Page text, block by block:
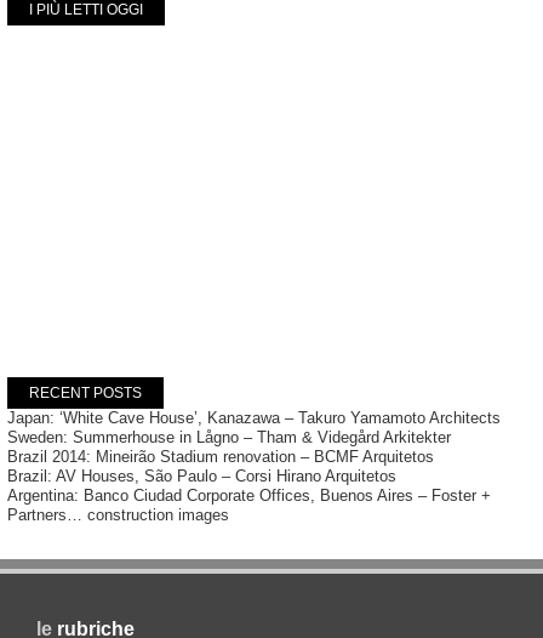
I PIÙ LETTI OGGI
RECENT POSTS
Japan: ‘White Cave House’, Kanazawa – Takuro Yamamoto Architects
Sweden: Summerhouse in Lågno – Tham & Videgård Arkitekter
Brazil 2014: Mineirão Stadium renovation – BCMF Arquitetos
Brazil: AV Houses, São Paulo – Corsi Hirano Arquitetos
Argentina: Banco Ciudad Corporate Offices, Buenos Aires – Foster +
Partners… construction images
le rubriche